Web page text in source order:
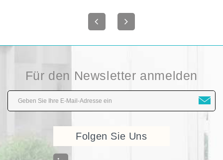
Für den Newsletter anmelden
Folgen Sie Uns